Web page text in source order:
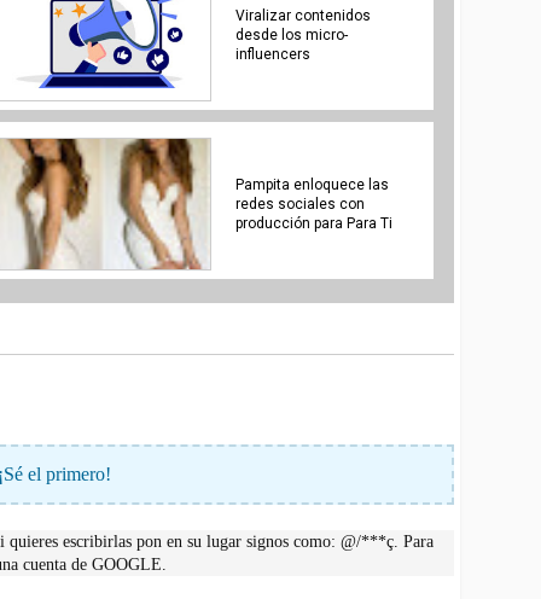
Viralizar contenidos
desde los micro-
influencers
Pampita enloquece las
redes sociales con
producción para Para Ti
el primero!
escribirlas pon en su lugar signos como: @/***ç. Para
cuenta de GOOGLE.